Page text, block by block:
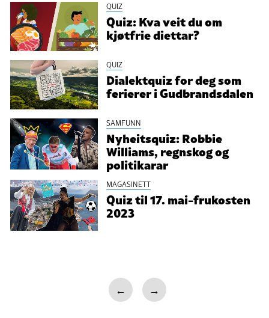
QUIZ
Quiz: Kva veit du om
kjøtfrie diettar?
QUIZ
Dialektquiz for deg som
ferierer i Gudbrandsdalen
SAMFUNN
Nyheitsquiz: Robbie
Williams, regnskog og
politikarar
MAGASINETT
Quiz til 17. mai-frukosten
2023
← →